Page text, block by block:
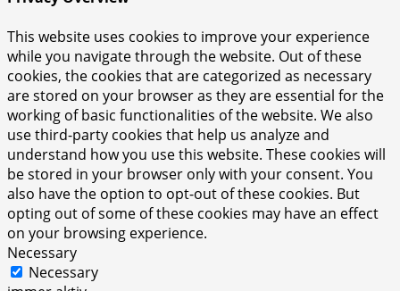
This website uses cookies to improve your experience
while you navigate through the website. Out of these
cookies, the cookies that are categorized as necessary
are stored on your browser as they are essential for the
working of basic functionalities of the website. We also
use third-party cookies that help us analyze and
understand how you use this website. These cookies will
be stored in your browser only with your consent. You
also have the option to opt-out of these cookies. But
opting out of some of these cookies may have an effect
on your browsing experience.
Necessary
Necessary